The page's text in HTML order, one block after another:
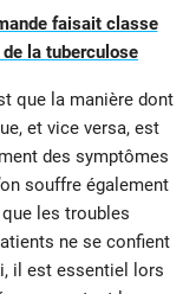
faisait classe
la tuberculose
que la manière dont
et vice versa, est
des symptômes
souffre également
les troubles
ne se confient
il est essentiel lors